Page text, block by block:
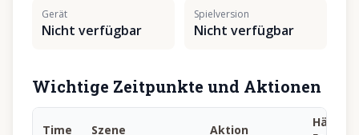
Gerät
Nicht verfügbar
Spielversion
Nicht verfügbar
Wichtige Zeitpunkte und Aktionen
Time Szene Aktion